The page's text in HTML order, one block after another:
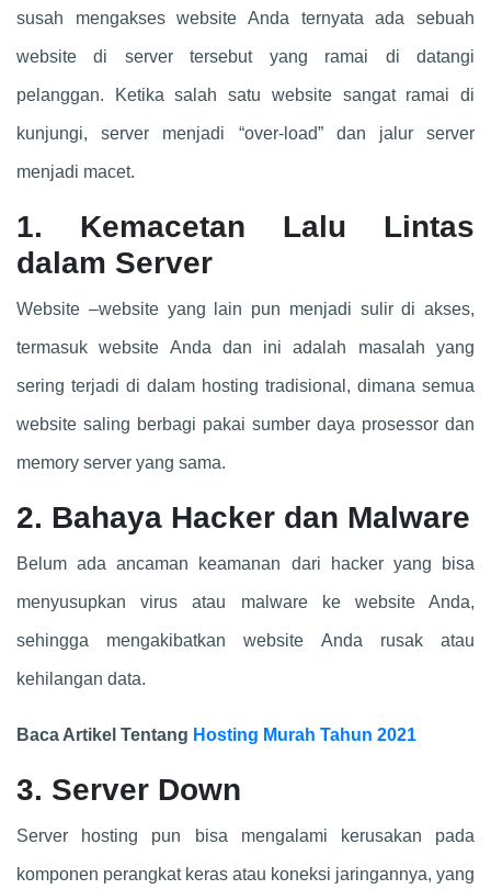
susah mengakses website Anda ternyata ada sebuah
website di server tersebut yang ramai di datangi
pelanggan. Ketika salah satu website sangat ramai di
kunjungi, server menjadi “over-load” dan jalur server
menjadi macet.
1. Kemacetan Lalu Lintas
dalam Server
Website –website yang lain pun menjadi sulir di akses,
termasuk website Anda dan ini adalah masalah yang
sering terjadi di dalam hosting tradisional, dimana semua
website saling berbagi pakai sumber daya prosessor dan
memory server yang sama.
2. Bahaya Hacker dan Malware
Belum ada ancaman keamanan dari hacker yang bisa
menyusupkan virus atau malware ke website Anda,
sehingga mengakibatkan website Anda rusak atau
kehilangan data.
Baca Artikel Tentang Hosting Murah Tahun 2021
3. Server Down
Server hosting pun bisa mengalami kerusakan pada
komponen perangkat keras atau koneksi jaringannya, yang